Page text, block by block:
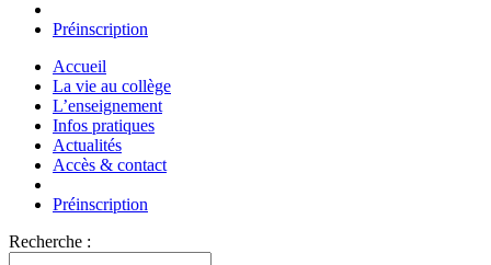
Préinscription
Accueil
La vie au collège
L’enseignement
Infos pratiques
Actualités
Accès & contact
Préinscription
Recherche :